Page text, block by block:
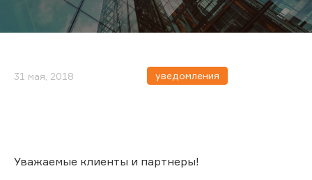
31 мая, 2018 уведомления
Уважаемые клиенты и партнеры!